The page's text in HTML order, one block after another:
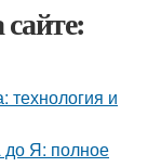
технология и
до Я: полное